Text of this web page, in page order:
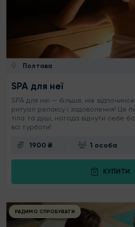
Полтава
SPA для неї
SPA для неї — більше, ніж
ритуал релаксу і задоволення! Це
тіла та душі, нагода відчути себе
всі турботи!
1900 ₴ 1 особа
КУПИТИ
РАДИМО СПРОБУВАТИ